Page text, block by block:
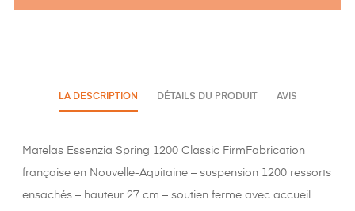
LA DESCRIPTION DÉTAILS DU PRODUIT AVIS
Matelas Essenzia Spring 1200 Classic FirmFabrication
française en Nouvelle-Aquitaine – suspension 1200 ressorts
ensachés – hauteur 27 cm – soutien ferme avec accueil